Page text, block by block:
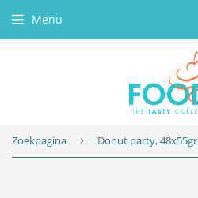
Menu
Zoekpagina › Donut party, 48x55gr